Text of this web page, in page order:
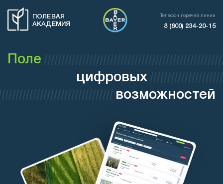
ПОЛЕВАЯ
АКАДЕМИЯ
Телефон горячей линии
8 (800) 234-20-15
Поле
цифровых
возможностей